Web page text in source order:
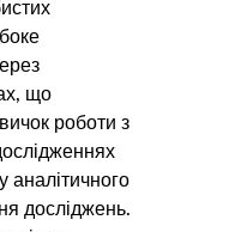
що
роботи з
аналітичного
досліджень.